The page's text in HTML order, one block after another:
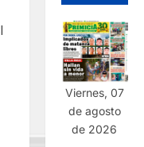
Viernes, 07
de agosto
de 2026